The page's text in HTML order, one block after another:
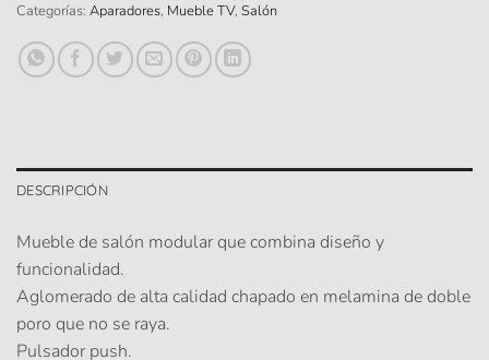
Categorías: Aparadores, Mueble TV, Salón
DESCRIPCIÓN
Mueble de salón modular que combina diseño y
funcionalidad.
Aglomerado de alta calidad chapado en melamina de doble
poro que no se raya.
Pulsador push.